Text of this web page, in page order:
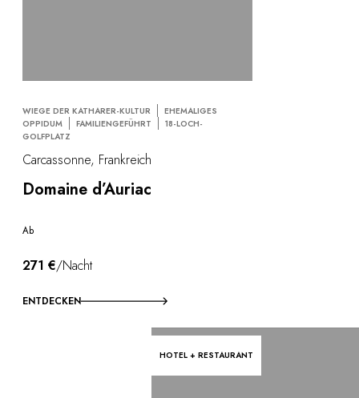
WIEGE DER KATHARER-KULTUR
EHEMALIGES
OPPIDUM
FAMILIENGEFÜHRT
18-LOCH-
GOLFPLATZ
Carcassonne, Frankreich
Domaine d’Auriac
Ab
271 €/Nacht
ENTDECKEN
HOTEL + RESTAURANT